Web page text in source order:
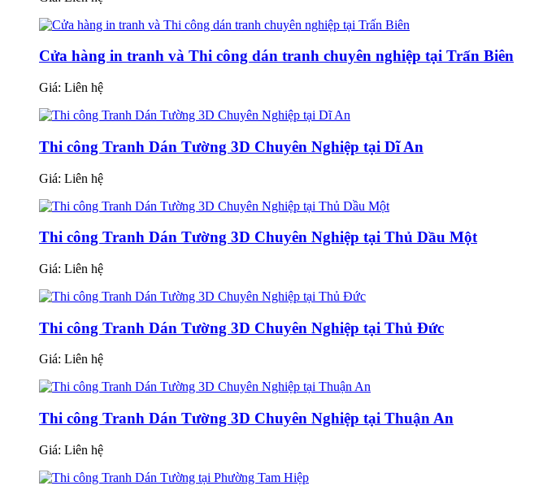
Cửa hàng in tranh và Thi công dán tranh chuyên nghiệp tại Trấn Biên
Giá: Liên hệ
Thi công Tranh Dán Tường 3D Chuyên Nghiệp tại Dĩ An
Giá: Liên hệ
Thi công Tranh Dán Tường 3D Chuyên Nghiệp tại Thủ Dầu Một
Giá: Liên hệ
Thi công Tranh Dán Tường 3D Chuyên Nghiệp tại Thủ Đức
Giá: Liên hệ
Thi công Tranh Dán Tường 3D Chuyên Nghiệp tại Thuận An
Giá: Liên hệ